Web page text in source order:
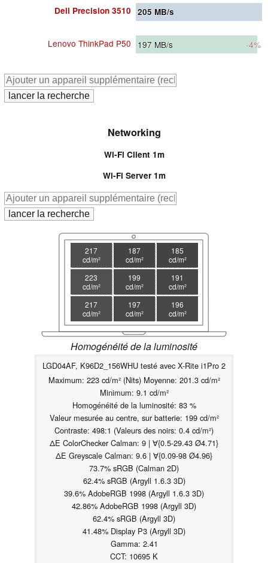
Dell Precision 3510 205 MB/s
Lenovo ThinkPad P50 197 MB/s -4%
Networking
Wi-Fi Client 1m
Wi-Fi Server 1m
217
cd/m²
187
cd/m²
185
cd/m²
223
cd/m²
199
cd/m²
191
cd/m²
217
cd/m²
197
cd/m²
196
cd/m²
Homogénéité de la luminosité
LGD04AF, K96D2_156WHU testé avec X-Rite i1Pro 2
Maximum: 223 cd/m² (Nits) Moyenne: 201.3 cd/m²
Minimum: 9.1 cd/m²
Homogénéité de la luminosité: 83 %
Valeur mesurée au centre, sur batterie: 199 cd/m²
Contraste: 498:1 (Valeurs des noirs: 0.4 cd/m²)
ΔE ColorChecker Calman: 9 | ∀{0.5-29.43 Ø4.71}
ΔE Greyscale Calman: 9.6 | ∀{0.09-98 Ø4.96}
73.7% sRGB (Calman 2D)
62.4% sRGB (Argyll 1.6.3 3D)
39.6% AdobeRGB 1998 (Argyll 1.6.3 3D)
42.86% AdobeRGB 1998 (Argyll 3D)
62.4% sRGB (Argyll 3D)
41.48% Display P3 (Argyll 3D)
Gamma: 2.41
CCT: 10695 K